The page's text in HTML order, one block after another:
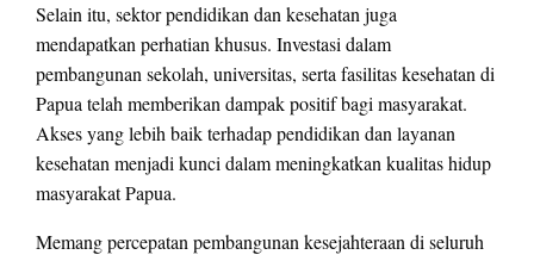
Selain itu, sektor pendidikan dan kesehatan juga
mendapatkan perhatian khusus. Investasi dalam
pembangunan sekolah, universitas, serta fasilitas kesehatan di
Papua telah memberikan dampak positif bagi masyarakat.
Akses yang lebih baik terhadap pendidikan dan layanan
kesehatan menjadi kunci dalam meningkatkan kualitas hidup
masyarakat Papua.
Memang percepatan pembangunan kesejahteraan di seluruh